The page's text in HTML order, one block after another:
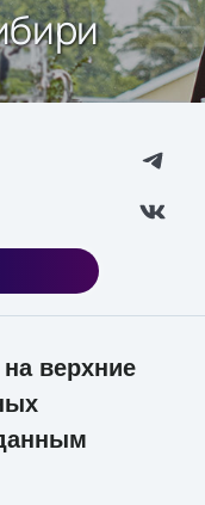
верхние